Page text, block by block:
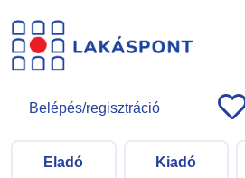
Eladó Kiadó
Belépés/regisztráció